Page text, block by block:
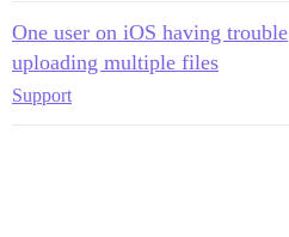
One user on iOS having trouble
uploading multiple files
Support